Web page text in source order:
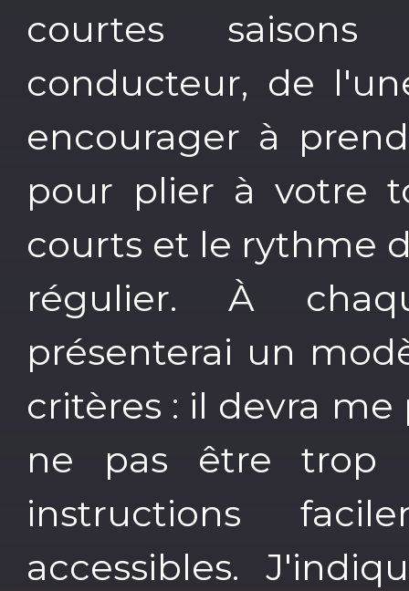
courtes
conducteur, de
encourager à
pour plier à votre
courts et le rythme
régulier. À
présenterai un
critères : il devra
ne pas être trop
instructions
accessibles.